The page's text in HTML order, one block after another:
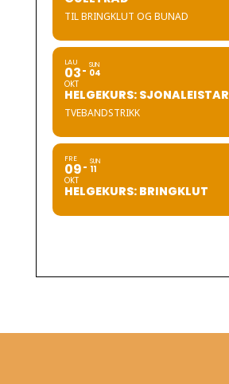
TIL BRINGKLUT OG BUNAD
LAU
03
OKT
SUN
04
HELGEKURS: SJONALEISTAR
TVEBANDSTRIKK
FRE
09
OKT
SUN
11
HELGEKURS: BRINGKLUT